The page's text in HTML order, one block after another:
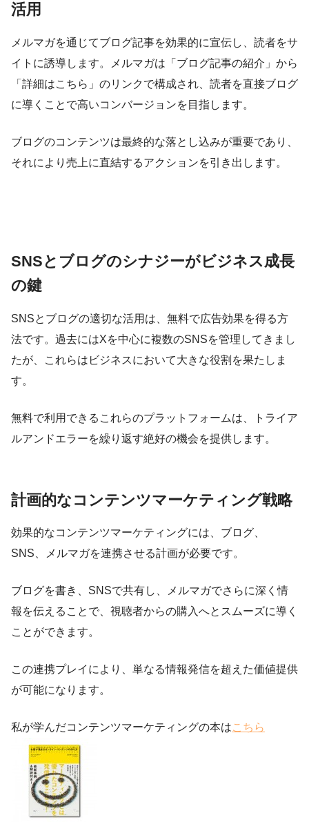
活用
メルマガを通じてブログ記事を効果的に宣伝し、読者をサ
イトに誘導します。メルマガは「ブログ記事の紹介」から
「詳細はこちら」のリンクで構成され、読者を直接ブログ
に導くことで高いコンバージョンを目指します。
ブログのコンテンツは最終的な落とし込みが重要であり、
それにより売上に直結するアクションを引き出します。
SNSとブログのシナジーがビジネス成長
の鍵
SNSとブログの適切な活用は、無料で広告効果を得る方
法です。過去にはXを中心に複数のSNSを管理してきまし
たが、これらはビジネスにおいて大きな役割を果たしま
す。
無料で利用できるこれらのプラットフォームは、トライア
ルアンドエラーを繰り返す絶好の機会を提供します。
計画的なコンテンツマーケティング戦略
効果的なコンテンツマーケティングには、ブログ、
SNS、メルマガを連携させる計画が必要です。
ブログを書き、SNSで共有し、メルマガでさらに深く情
報を伝えることで、視聴者からの購入へとスムーズに導く
ことができます。
この連携プレイにより、単なる情報発信を超えた価値提供
が可能になります。
私が学んだコンテンツマーケティングの本はこちら